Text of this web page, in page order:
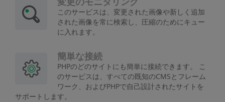
変更のモニタリング
このサービスは、変更された画像や新しく追加
された画像を常に検索し、圧縮のためにキュー
に入れます。
簡単な接続
PHPのどのサイトにも簡単に接続できます。 こ
のサービスは、すべての既知のCMSとフレーム
ワーク、およびPHPで自己設計されたサイトを
サポートします。